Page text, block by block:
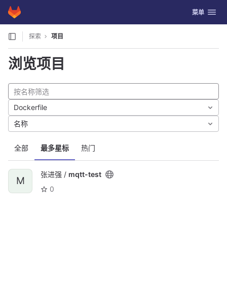
Skip to content
GitLab 切换导航
菜单
探索 项目
浏览项目
全部 最多星标 热门
Dockerfile
名称
M
张进强 / mqtt-test
0